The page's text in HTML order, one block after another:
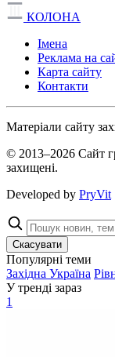
КОЛОНА
Імена
Реклама на
Карта сайту
Контакти
Матеріали сайту
© 2013–2026 Сайт
захищені.
Developed by PryVit
Скасувати
Популярні теми
Західна Україна
У тренді зараз
1